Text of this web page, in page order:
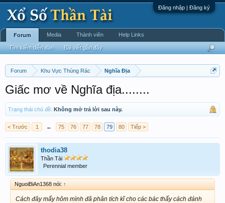
Đăng nhập | Đăng ký
Forum Khu Vực Thùng Rác Nghĩa Địa
Giấc mơ về Nghĩa địa........
Trạng thái chủ đề: Không mở trả lời sau này.
< Trước 1 ← 75 76 77 78 79 80 Tiếp >
thodia38
Thần Tài
Perennial member
NguoiBiAn1368 nói: ↑
Cách đây mấy hôm mình đã phân tích kĩ cho các bác thấy cách đánh
Forum
Tìm kiếm diễn đàn Bài viết gần đây
Media Thành viên Help Links